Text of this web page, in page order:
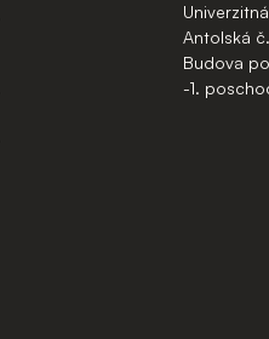
Antolská
Budova
-1.